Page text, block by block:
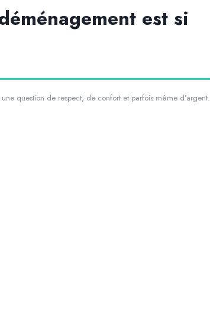
est si
une question de respect, de confort et parfois même d’argent.